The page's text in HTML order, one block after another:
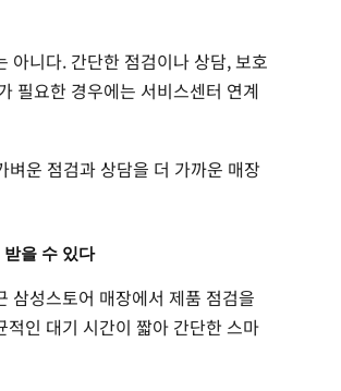
아니다. 간단한 점검이나 상담, 보호
필요한 경우에는 서비스센터 연계
운 점검과 상담을 더 가까운 매장
을 수 있다
삼성스토어 매장에서 제품 점검을
인 대기 시간이 짧아 간단한 스마